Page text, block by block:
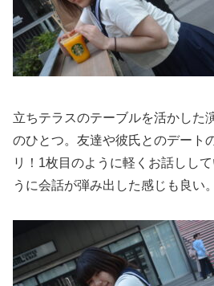
立ちテラスのテーブルを活かした
のひとつ。友達や彼氏とのデート
リ！1枚目のように軽くお話しし
うに会話が弾み出した感じも 良い。